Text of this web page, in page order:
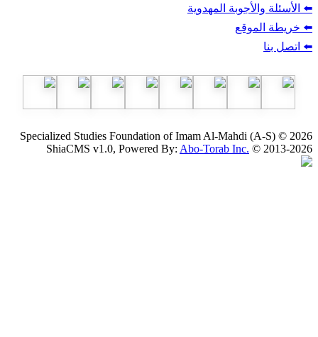
المهدوية
Specialized Studies Foundation of Imam Al-
ShiaCMS v1.0, Powered By:Abo-Torab Inc.